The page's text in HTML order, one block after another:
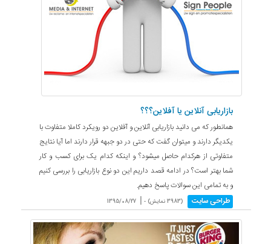
بازاریابی آنلاین یا آفلاین؟؟؟
همانطور که می دانید بازاریابی آنلاین و آفلاین دو رویکرد کاملا متفاوت با
یکدیگر دارند و میتوان گفت که حتی در دو جبهه قرار دارند اما آیا نتایج
متفاوتی از هرکدام حاصل میشود؟ و اینکه کدام یک برای کسب و کار
شما بهتر است؟ در ادامه قصد داریم این دو نوع بازاریابی را بررسی کنیم
و به تمامی این سوالات پاسخ دهیم.
طراحی سایت (3983 نمایش) - |
1395/08/27